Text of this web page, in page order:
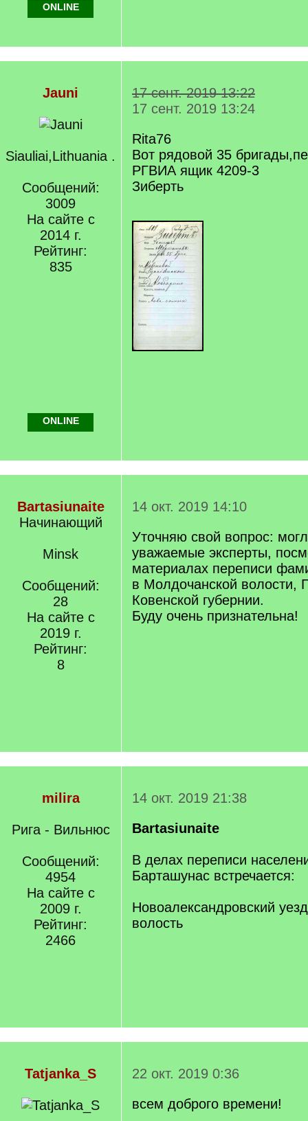
ONLINE
Jauni
Siauliai,Lithuania .
Сообщений:
3009
На сайте с
2014 г.
Рейтинг:
835
17 сент. 2019 13:22
17 сент. 2019 13:24
Rita76
Вот рядовой 35
РГВИА ящик 4209-3
Зиберть
ONLINE
Bartasiunaite
Начинающий
Minsk
Сообщений:
28
На сайте с
2019 г.
Рейтинг:
8
14 окт. 2019 14:10
Уточняю свой вопрос:
уважаемые эксперты,
материалах переписи
в Молдочанской волости,
Ковенской губернии.
Буду очень признательна!
milira
Рига - Вильнюс
Сообщений:
4954
На сайте с
2009 г.
Рейтинг:
2466
14 окт. 2019 21:38
Bartasiunaite
В делах переписи
Барташунас встречается:
Новоалександровский
волость
Tatjanka_S
22 окт. 2019 0:36
всем доброго времени!